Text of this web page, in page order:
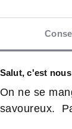
Salut, c'est
On ne se
savoureux.
et à la
ministre
. Ils ont
Tank